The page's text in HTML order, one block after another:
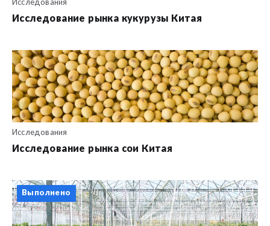
Исследования
Исследование рынка кукурузы Китая
Исследования
Исследование рынка сои Китая
Выполнено